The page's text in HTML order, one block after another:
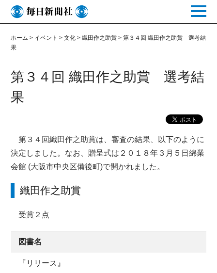
toggle
ホーム > イベント >文化 >織田作之助賞 >第３４回 織田作之助賞 選考結
果
第３４回 織田作之助賞 選考結
果
第３４回織田作之助賞は、審査の結果、以下のように
決定しました。なお、贈呈式は２０１８年３月５日綿業
会館 (大阪市中央区備後町)で開かれました。
織田作之助賞
受賞２点
図書名
『リリース』